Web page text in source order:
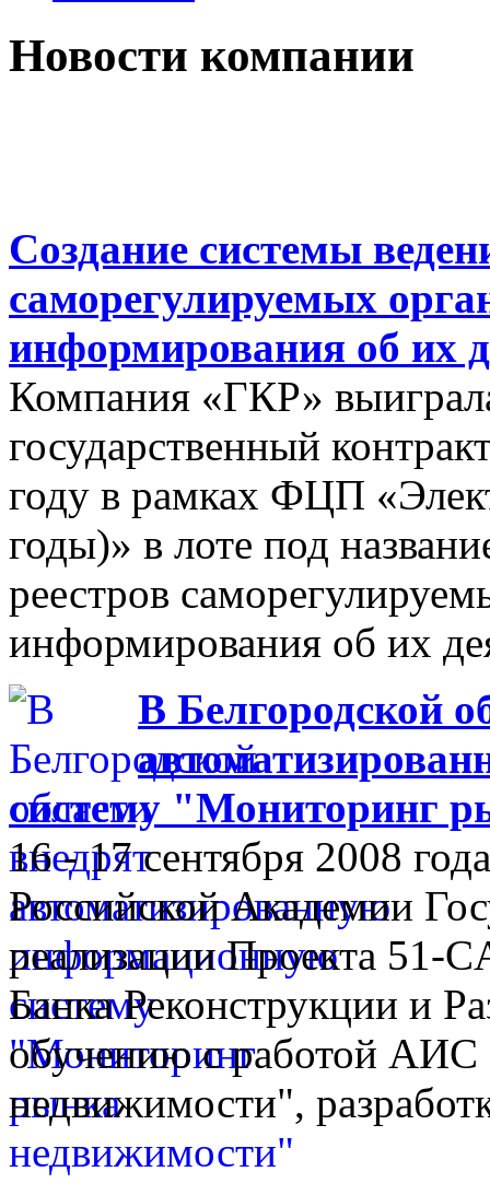
Новости компании
Создание системы
саморегулируемых
информирования об их
Компания «ГКР»
государственный
году в рамках ФЦП
годы)» в лоте под
реестров
информирования об их
В Белгородской
систему "Мониторинг
16 - 17 сентября 2008
Российской Академии
реализации Проекта 51-
Банка Реконструкции и
обучению с работой
недвижимости",